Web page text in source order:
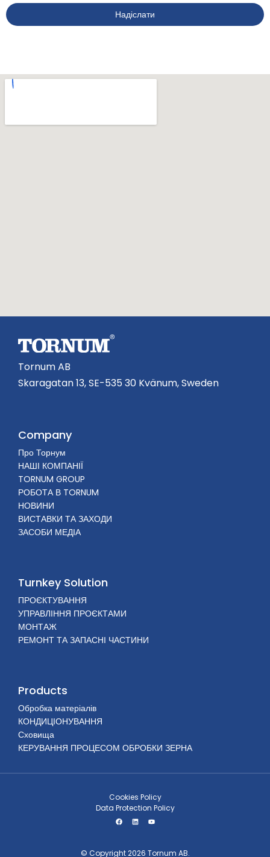
Надіслати
Tornum AB
Skaragatan 13, SE-535 30 Kvänum, Sweden
Company
Про Торнум
НАШІ КОМПАНІЇ
TORNUM GROUP
РОБОТА В TORNUM
НОВИНИ
ВИСТАВКИ ТА ЗАХОДИ
ЗАСОБИ МЕДІА
Turnkey Solution
ПРОЄКТУВАННЯ
УПРАВЛІННЯ ПРОЄКТАМИ
МОНТАЖ
РЕМОНТ ТА ЗАПАСНІ ЧАСТИНИ
Products
Обробка матеріалів
КОНДИЦІОНУВАННЯ
Сховища
КЕРУВАННЯ ПРОЦЕСОМ ОБРОБКИ ЗЕРНА
© Copyright 2026 Tornum AB.
Cookies Policy
Data Protection Policy